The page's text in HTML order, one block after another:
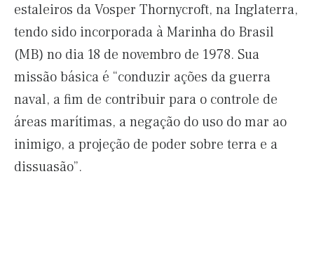
estaleiros da Vosper Thornycroft, na Inglaterra,
tendo sido incorporada à Marinha do Brasil
(MB) no dia 18 de novembro de 1978. Sua
missão básica é “conduzir ações da guerra
naval, a fim de contribuir para o controle de
áreas marítimas, a negação do uso do mar ao
inimigo, a projeção de poder sobre terra e a
dissuasão”.